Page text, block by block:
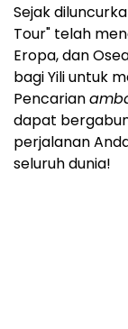
Sejak
Tour" telah
Eropa, dan
bagi Yili untuk
Pencarian
dapat
perjalanan
seluruh dunia!